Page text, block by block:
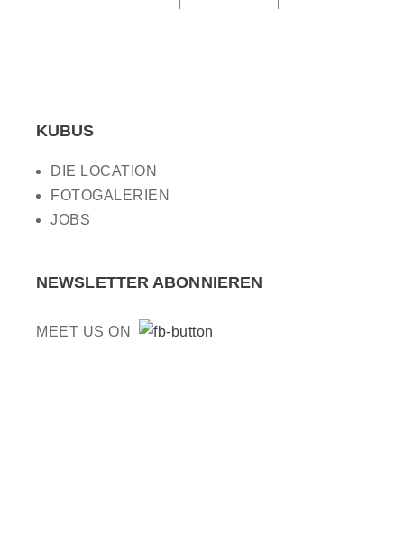
KUBUS
DIE LOCATION
FOTOGALERIEN
JOBS
NEWSLETTER ABONNIEREN
MEET US ON